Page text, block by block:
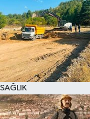
SAĞLIK
SİYASET
SPOR
TEKNOLOJİ
YAŞAM